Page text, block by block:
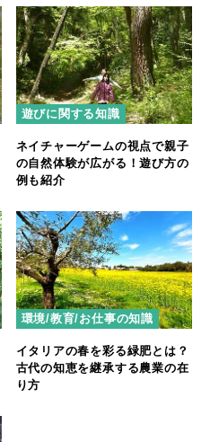
遊びに関する知識
ネイチャーゲームの視点で親子
の自然体験が広がる！遊び方の
例も紹介
環境/教育/お仕事の知識
イタリアの春を彩る緑肥とは？
古代の知恵を継承する農業の在
り方